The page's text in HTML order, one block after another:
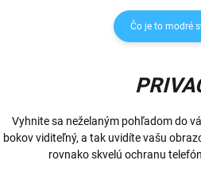
Čo je to modré
Vyhnite sa neželaným pohľadom do
bokov viditeľný, a tak uvidíte vašu
rovnako skvelú ochranu